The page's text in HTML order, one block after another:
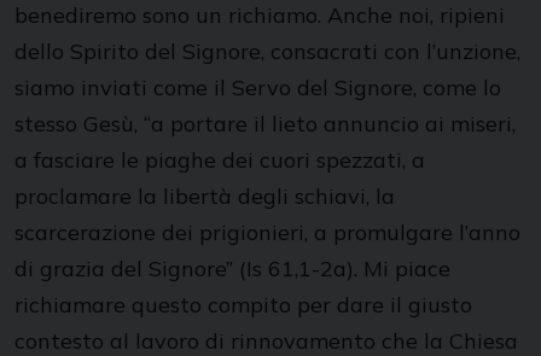
benediremo sono un richiamo. Anche noi, ripieni
dello Spirito del Signore, consacrati con l’unzione,
siamo inviati come il Servo del Signore, come lo
stesso Gesù, “a portare il lieto annuncio ai miseri,
a fasciare le piaghe dei cuori spezzati, a
proclamare la libertà degli schiavi, la
scarcerazione dei prigionieri, a promulgare l’anno
di grazia del Signore” (Is 61,1-2a). Mi piace
richiamare questo compito per dare il giusto
contesto al lavoro di rinnovamento che la Chiesa